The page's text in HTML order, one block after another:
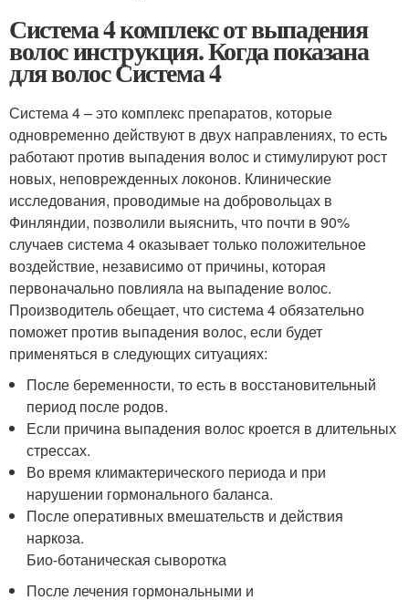
Система 4 комплекс от выпадения
волос инструкция. Когда показана
для волос Система 4
Система 4 – это комплекс препаратов, которые
одновременно действуют в двух направлениях, то есть
работают против выпадения волос и стимулируют рост
новых, неповрежденных локонов. Клинические
исследования, проводимые на добровольцах в
Финляндии, позволили выяснить, что почти в 90%
случаев система 4 оказывает только положительное
воздействие, независимо от причины, которая
первоначально повлияла на выпадение волос.
Производитель обещает, что система 4 обязательно
поможет против выпадения волос, если будет
применяться в следующих ситуациях:
После беременности, то есть в восстановительный
период после родов.
Если причина выпадения волос кроется в длительных
стрессах.
Во время климактерического периода и при
нарушении гормонального баланса.
После оперативных вмешательств и действия
наркоза.
Био-ботаническая сыворотка
После лечения гормональными и